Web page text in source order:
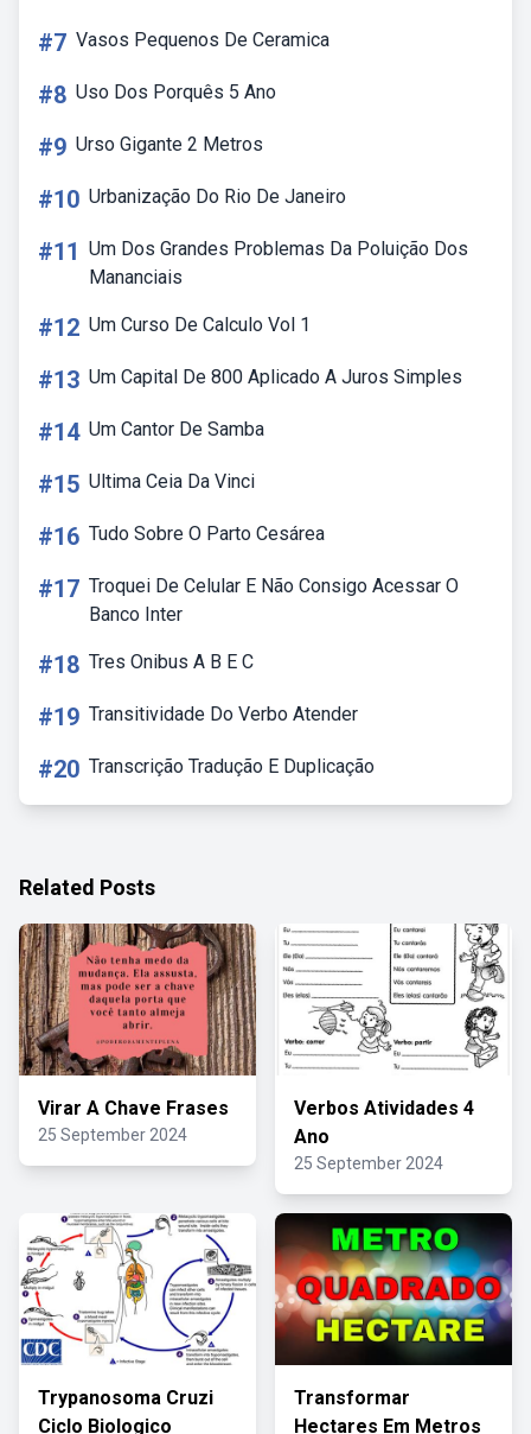
#7 Vasos Pequenos De Ceramica
#8 Uso Dos Porquês 5 Ano
#9 Urso Gigante 2 Metros
#10 Urbanização Do Rio De Janeiro
#11 Um Dos Grandes Problemas Da Poluição Dos
Mananciais
#12 Um Curso De Calculo Vol 1
#13 Um Capital De 800 Aplicado A Juros Simples
#14 Um Cantor De Samba
#15 Ultima Ceia Da Vinci
#16 Tudo Sobre O Parto Cesárea
#17 Troquei De Celular E Não Consigo Acessar O
Banco Inter
#18 Tres Onibus A B E C
#19 Transitividade Do Verbo Atender
#20 Transcrição Tradução E Duplicação
Related Posts
Virar A Chave Frases
25 September 2024
Verbos Atividades 4
Ano
25 September 2024
Trypanosoma Cruzi
Ciclo Biologico
Transformar
Hectares Em Metros